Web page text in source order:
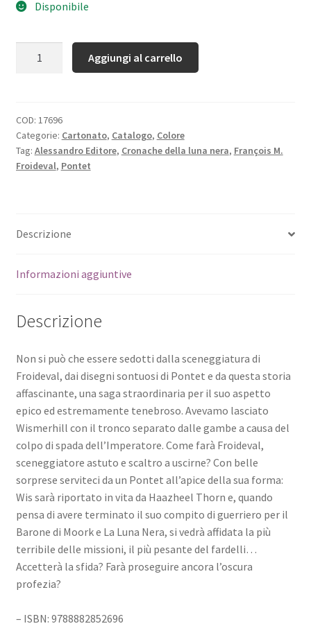
Disponibile
Aggiungi al carrello
COD: 17696
Categorie: Cartonato, Catalogo, Colore
Tag: Alessandro Editore, Cronache della luna nera, François M.
Froideval, Pontet
Descrizione
Informazioni aggiuntive
Descrizione
Non si può che essere sedotti dalla sceneggiatura di
Froideval, dai disegni sontuosi di Pontet e da questa storia
affascinante, una saga straordinaria per il suo aspetto
epico ed estremamente tenebroso. Avevamo lasciato
Wismerhill con il tronco separato dalle gambe a causa del
colpo di spada dell’Imperatore. Come farà Froideval,
sceneggiatore astuto e scaltro a uscirne? Con belle
sorprese serviteci da un Pontet all’apice della sua forma:
Wis sarà riportato in vita da Haazheel Thorn e, quando
pensa di avere terminato il suo compito di guerriero per il
Barone di Moork e La Luna Nera, si vedrà affidata la più
terribile delle missioni, il più pesante del fardelli…
Accetterà la sfida? Farà proseguire ancora l’oscura
profezia?
– ISBN: 9788882852696